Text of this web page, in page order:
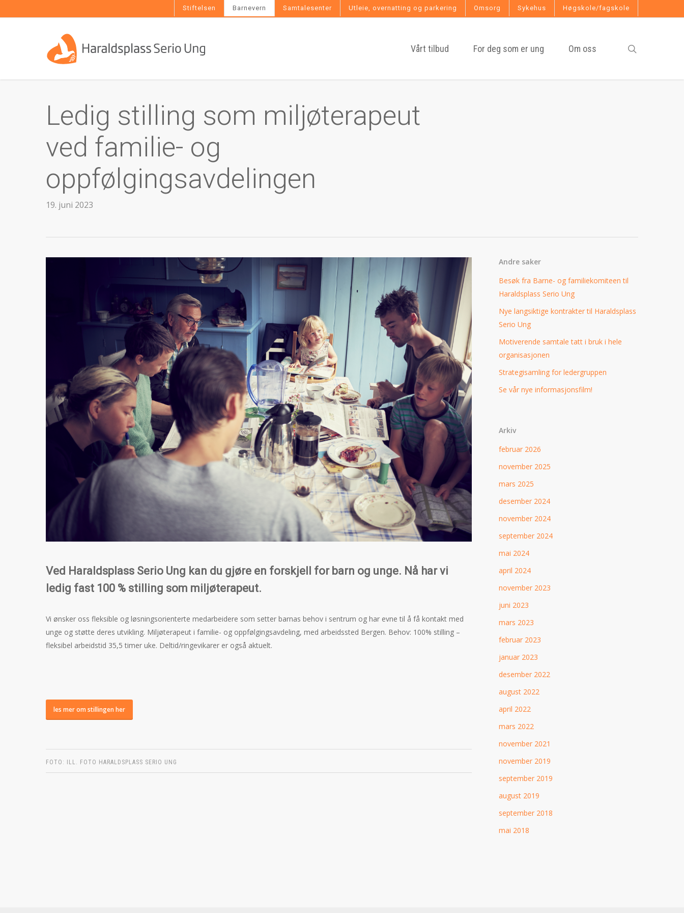
to
Stiftelsen Barnevern Samtalesenter Utleie, overnatting og parkering Omsorg Sykehus Høgskole/fagskole
Vårt tilbud For deg som er ung Om oss
Ledig stilling som miljøterapeut
ved familie- og
oppfølgingsavdelingen
19. juni 2023
Ved Haraldsplass Serio Ung kan du gjøre en forskjell for barn og unge. Nå har vi
ledig fast 100 % stilling som miljøterapeut.
Vi ønsker oss fleksible og løsningsorienterte medarbeidere som setter barnas behov i sentrum og har evne til å få kontakt med
unge og støtte deres utvikling. Miljøterapeut i familie- og oppfølgingsavdeling, med arbeidssted Bergen. Behov: 100% stilling –
fleksibel arbeidstid 35,5 timer uke. Deltid/ringevikarer er også aktuelt.
les mer om stillingen her
FOTO: ILL. FOTO HARALDSPLASS SERIO UNG
Andre saker
Besøk fra Barne- og familiekomiteen til
Haraldsplass Serio Ung
Nye langsiktige kontrakter til Haraldsplass
Serio Ung
Motiverende samtale tatt i bruk i hele
organisasjonen
Strategisamling for ledergruppen
Se vår nye informasjonsfilm!
Arkiv
februar 2026
november 2025
mars 2025
desember 2024
november 2024
september 2024
mai 2024
april 2024
november 2023
juni 2023
mars 2023
februar 2023
januar 2023
desember 2022
august 2022
april 2022
mars 2022
november 2021
november 2019
september 2019
august 2019
september 2018
mai 2018